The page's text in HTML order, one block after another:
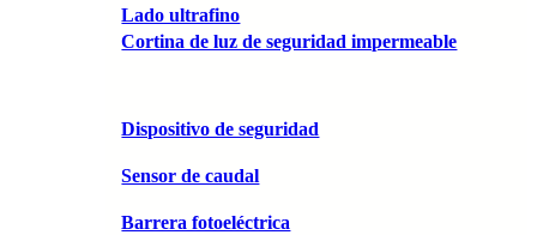
Lado ultrafino
Cortina de luz de seguridad impermeable
Dispositivo de seguridad
Sensor de caudal
Barrera fotoeléctrica